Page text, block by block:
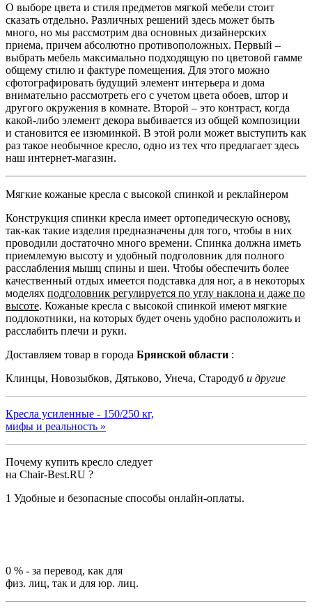
О выборе цвета и стиля предметов мягкой мебели стоит
сказать отдельно. Различных решений здесь может быть
много, но мы рассмотрим два основных дизайнерских
приема, причем абсолютно противоположных. Первый –
выбрать мебель максимально подходящую по цветовой гамме
общему стилю и фактуре помещения. Для этого можно
сфотографировать будущий элемент интерьера и дома
внимательно рассмотреть его с учетом цвета обоев, штор и
другого окружения в комнате. Второй – это контраст, когда
какой-либо элемент декора выбивается из общей композиции
и становится ее изюминкой. В этой роли может выступить как
раз такое необычное кресло, одно из тех что предлагает здесь
наш интернет-магазин.
Мягкие кожаные кресла с высокой спинкой и реклайнером
Конструкция спинки кресла имеет ортопедическую основу,
так-как такие изделия предназначены для того, чтобы в них
проводили достаточно много времени. Спинка должна иметь
приемлемую высоту и удобный подголовник для полного
расслабления мышц спины и шеи. Чтобы обеспечить более
качественный отдых имеется подставка для ног, а в некоторых
моделях подголовник регулируется по углу наклона и даже по
высоте. Кожаные кресла с высокой спинкой имеют мягкие
подлокотники, на которых будет очень удобно расположить и
расслабить плечи и руки.
Доставляем товар в города Брянской области :
Клинцы, Новозыбков, Дятьково, Унеча, Стародуб и другие
Кресла усиленные - 150/250 кг,
мифы и реальность »
Почему купить кресло следует
на Chair-Best.RU ?
1 Удобные и безопасные способы онлайн-оплаты.
0 % - за перевод, как для
физ. лиц, так и для юр. лиц.